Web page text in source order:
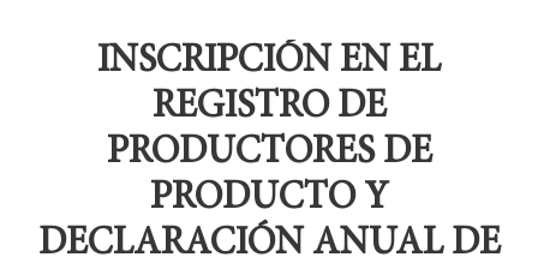
INSCRIPCIÓN EN EL
REGISTRO DE
PRODUCTORES DE
PRODUCTO Y
DECLARACIÓN ANUAL DE